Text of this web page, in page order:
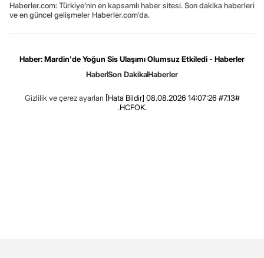
Haberler.com: Türkiye’nin en kapsamlı haber sitesi. Son dakika haberleri
ve en güncel gelişmeler Haberler.com’da.
Haber: Mardin'de Yoğun Sis Ulaşımı Olumsuz Etkiledi - Haberler
HaberSon DakikaHaberler
Gizlilik ve çerez ayarları [Hata Bildir] 08.08.2026 14:07:26 #7.13#
.HCFOK.